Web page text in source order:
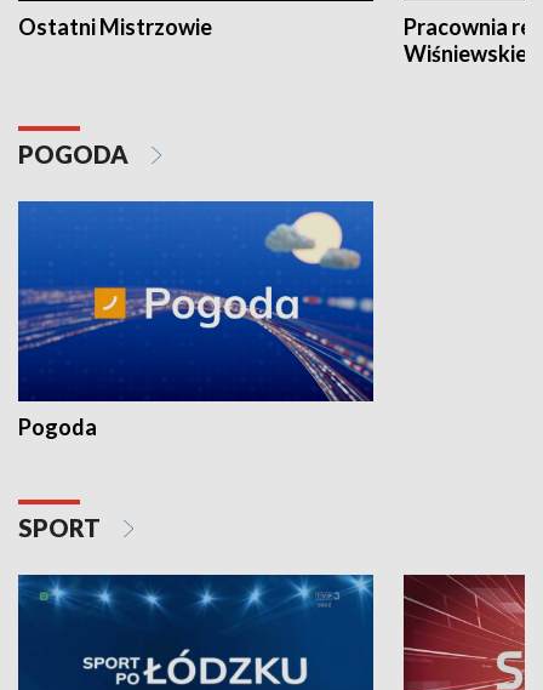
Ostatni Mistrzowie
Pracownia
POGODA
Pogoda
SPORT